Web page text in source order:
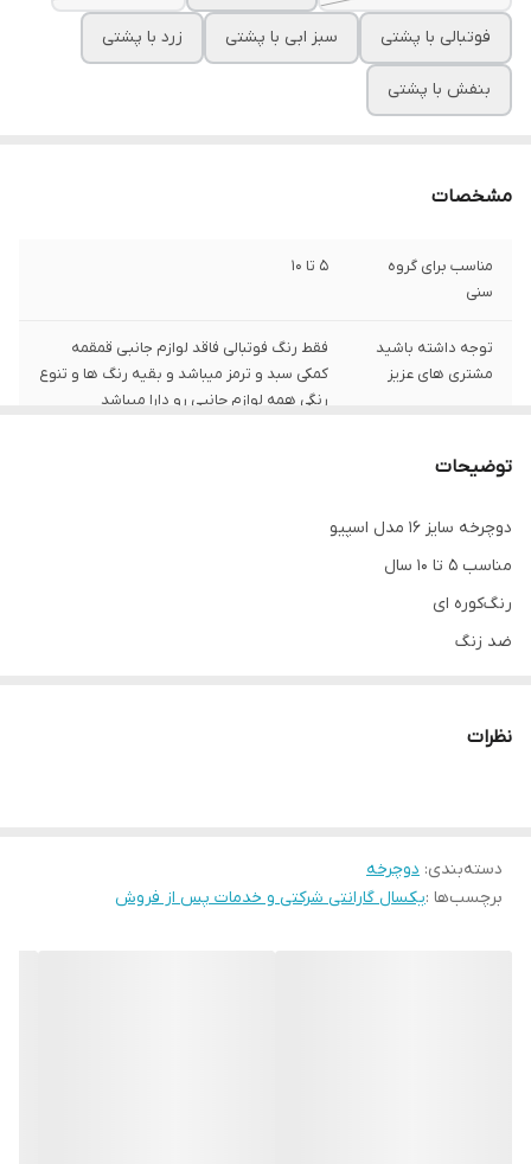
فوتبالی با پشتی سبز ابی با پشتی زرد با پشتی
بنفش با پشتی
مشخصات
مناسب برای گروه
سنی
۵ تا ۱۰
توجه داشته باشید
مشتری های عزیز
فقط رنگ فوتبالی فاقد لوازم جانبی قمقمه
کمکی سبد و ترمز میباشد و بقیه رنگ ها و تنوع
رنگی همه لوازم حانبی رو دارا میباشد
توضیحات
دوچرخه سایز ۱۶ مدل اسپیو
مناسب ۵ تا ۱۰ سال
رنگ‌کو‌ره ای
ضد زنگ
به‌جز رنگ فوتبالی که فاقد لوازم جانبی کمکی قمقمه سبد پشتی و ترمز
نظرات
دسته‌بندی: دوچرخه
برچسب‌ها :یکسال گارانتی شرکتی و خدمات پس از فروش